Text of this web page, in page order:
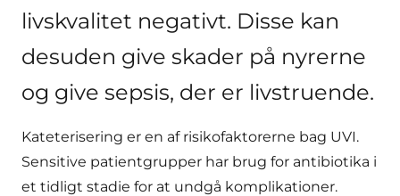
livskvalitet negativt. Disse kan
desuden give skader på nyrerne
og give sepsis, der er livstruende.
Kateterisering er en af risikofaktorerne bag UVI.
Sensitive patientgrupper har brug for antibiotika i
et tidligt stadie for at undgå komplikationer.